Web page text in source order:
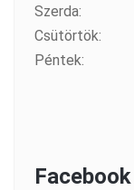
Szerda:
Csütörtök:
Péntek:
Facebook